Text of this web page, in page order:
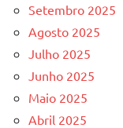
Setembro 2025
Agosto 2025
Julho 2025
Junho 2025
Maio 2025
Abril 2025